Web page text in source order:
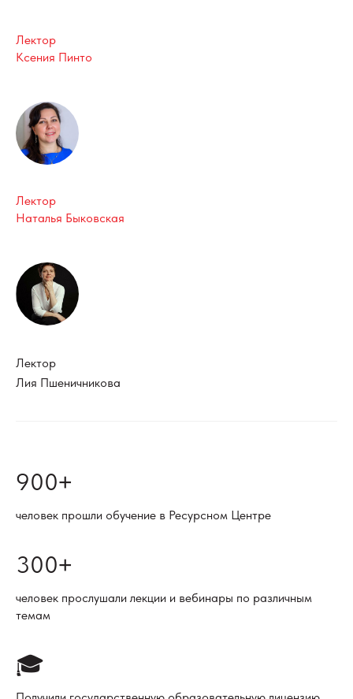
Лектор
Ксения Пинто
Лектор
Наталья Быковская
Лектор
Лия Пшеничникова
900+
человек прошли обучение в Ресурсном Центре
300+
человек прослушали лекции и вебинары по различным
темам
🎓